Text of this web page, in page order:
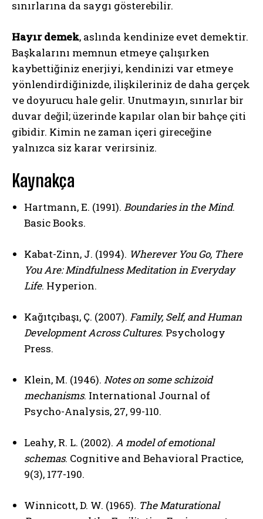
ABONE OL
Gizlilik politikasınıokudum, onaylıyorum.
sınırlarına da saygı gösterebilir.
Hayır demek, aslında kendinize evet demektir.
Başkalarını memnun etmeye çalışırken
kaybettiğiniz enerjiyi, kendinizi var etmeye
yönlendirdiğinizde, ilişkileriniz de daha gerçek
ve doyurucu hale gelir. Unutmayın, sınırlar bir
duvar değil; üzerinde kapılar olan bir bahçe çiti
gibidir. Kimin ne zaman içeri gireceğine
yalnızca siz karar verirsiniz.
Kaynakça
Hartmann, E. (1991). Boundaries in the Mind.
Basic Books.
Kabat-Zinn, J. (1994). Wherever You Go, There
You Are: Mindfulness Meditation in Everyday
Life. Hyperion.
Kağıtçıbaşı, Ç. (2007). Family, Self, and Human
Development Across Cultures. Psychology
Press.
Klein, M. (1946). Notes on some schizoid
mechanisms. International Journal of
Psycho-Analysis, 27, 99-110.
Leahy, R. L. (2002). A model of emotional
schemas. Cognitive and Behavioral Practice,
9(3), 177-190.
Winnicott, D. W. (1965). The Maturational